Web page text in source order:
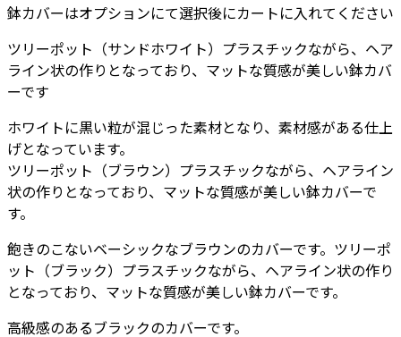
鉢カバーはオプションにて選択後にカートに入れてください
ツリーポット（サンドホワイト）プラスチックながら、ヘア
ライン状の作りとなっており、マットな質感が美しい鉢カバ
ーです
ホワイトに黒い粒が混じった素材となり、素材感がある仕上
げとなっています。
ツリーポット（ブラウン）プラスチックながら、ヘアライン
状の作りとなっており、マットな質感が美しい鉢カバーで
す。
飽きのこないベーシックなブラウンのカバーです。ツリーポ
ット（ブラック）プラスチックながら、ヘアライン状の作り
となっており、マットな質感が美しい鉢カバーです。
高級感のあるブラックのカバーです。